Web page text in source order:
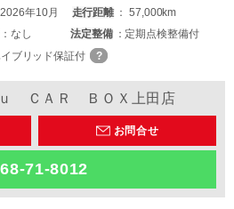
2026年10月 走行距離
57,000km
なし 法定整備
定期点検整備付
ブリッド保証付
ｕ ＣＡＲ ＢＯＸ上田店
お問合せ
71-8012